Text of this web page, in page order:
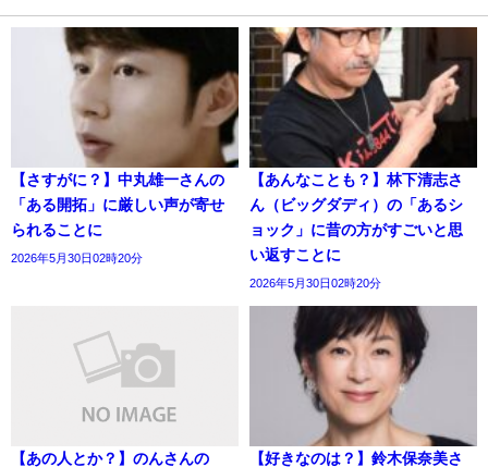
【さすがに？】中丸雄一さんの
「ある開拓」に厳しい声が寄せ
られることに
2026年5月30日02時20分
【あんなことも？】林下清志さ
ん（ビッグダディ）の「あるシ
ョック」に昔の方がすごいと思
い返すことに
2026年5月30日02時20分
【あの人とか？】のんさんの
【好きなのは？】鈴木保奈美さ